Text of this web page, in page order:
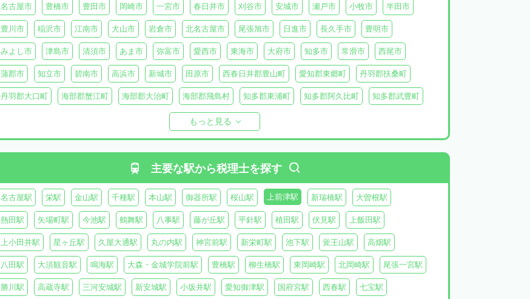
名古屋市 豊橋市 豊田市 岡崎市 一宮市 春日井市 刈谷市 安城市 瀬戸市 小牧市 半田市
豊川市 稲沢市 江南市 犬山市 岩倉市 北名古屋市 尾張旭市 日進市 長久手市 豊明市
みよし市 津島市 清須市 あま市 弥富市 愛西市 東海市 大府市 知多市 常滑市 西尾市
蒲郡市 知立市 碧南市 高浜市 新城市 田原市 西春日井郡豊山町 愛知郡東郷町 丹羽郡扶桑町
丹羽郡大口町 海部郡蟹江町 海部郡大治町 海部郡飛島村 知多郡東浦町 知多郡阿久比町 知多郡武豊町
北設楽郡設楽町
もっと見る
主要な駅から税理士を探す
名古屋駅 栄駅 金山駅 千種駅 本山駅 御器所駅 桜山駅 上前津駅 新瑞橋駅 大曽根駅
熱田駅 矢場町駅 今池駅 鶴舞駅 八事駅 藤が丘駅 平針駅 植田駅 伏見駅 上飯田駅
上小田井駅 星ヶ丘駅 久屋大通駅 丸の内駅 神宮前駅 新栄町駅 池下駅 覚王山駅 高畑駅
八田駅 大須観音駅 鳴海駅 大森・金城学院前駅 豊橋駅 柳生橋駅 東岡崎駅 北岡崎駅 尾張一宮駅
勝川駅 高蔵寺駅 三河安城駅 新安城駅 小坂井駅 愛知御津駅 国府宮駅 西春駅 七宝駅